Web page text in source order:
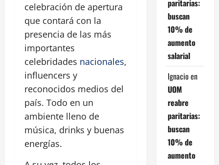
celebración de apertura
que contará con la
presencia de las más
importantes
celebridades nacionales,
influencers y
reconocidos medios del
país. Todo en un
ambiente lleno de
música, drinks y buenas
energías.
paritarias:
buscan
10% de
aumento
salarial
Ignacio en
UOM
reabre
paritarias:
buscan
10% de
aumento